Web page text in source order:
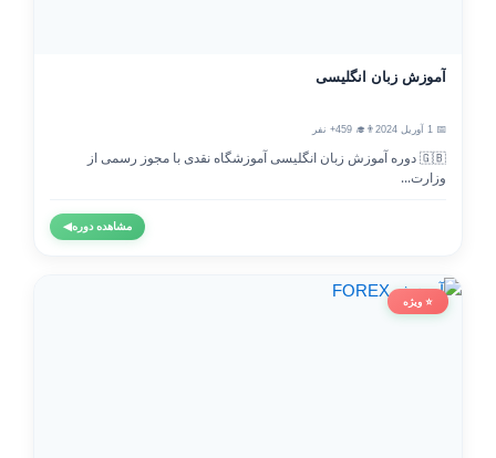
آموزش زبان انگلیسی
📅 1 آوریل 2024 👨‍🎓 459+ نفر
🇬🇧 دوره آموزش زبان انگلیسی آموزشگاه نقدی با مجوز رسمی از
وزارت...
مشاهده دوره◀
⭐ ویژه